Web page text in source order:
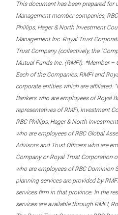
This document has been prepared for
Management member companies,
Phillips, Hager & North Investment
Management Inc. Royal Trust
Trust Company (collectively, the
Mutual Funds Inc. (RMFI). *Member –
Each of the Companies, RMFI and
corporate entities which are affiliated.
Bankers who are employees of Royal
representatives of RMFI, Investment
RBC Phillips, Hager & North
who are employees of RBC Global
Advisors and Trust Officers who are
Company or Royal Trust Corporation
who are employees of RBC Dominion
planning services are provided by
services firm in that province. In the
services are available through RMFI,